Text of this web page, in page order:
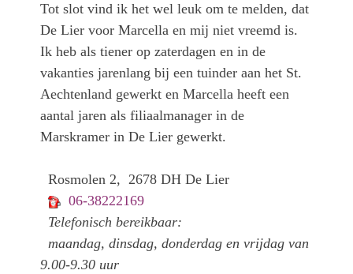
Tot slot vind ik het wel leuk om te melden, dat
De Lier voor Marcella en mij niet vreemd is.
Ik heb als tiener op zaterdagen en in de
vakanties jarenlang bij een tuinder aan het St.
Aechtenland gewerkt en Marcella heeft een
aantal jaren als filiaalmanager in de
Marskramer in De Lier gewerkt.
Rosmolen 2, 2678 DH De Lier
06-38222169
Telefonisch bereikbaar:
maandag, dinsdag, donderdag en vrijdag van
9.00-9.30 uur